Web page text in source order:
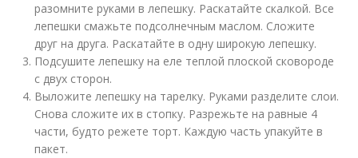
разомните руками в лепешку. Раскатайте скалкой. Все
лепешки смажьте подсолнечным маслом. Сложите
друг на друга. Раскатайте в одну широкую лепешку.
Подсушите лепешку на еле теплой плоской сковороде
с двух сторон.
Выложите лепешку на тарелку. Руками разделите слои.
Снова сложите их в стопку. Разрежьте на равные 4
части, будто режете торт. Каждую часть упакуйте в
пакет.